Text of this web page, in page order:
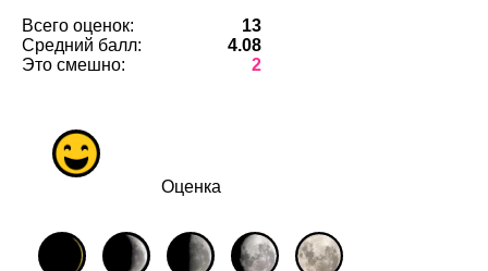
Всего оценок:
13
Средний балл:
4.08
Это смешно:
2
Оценка